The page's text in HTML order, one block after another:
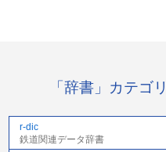
「辞書」カテゴ
r-dic
鉄道関連データ辞書